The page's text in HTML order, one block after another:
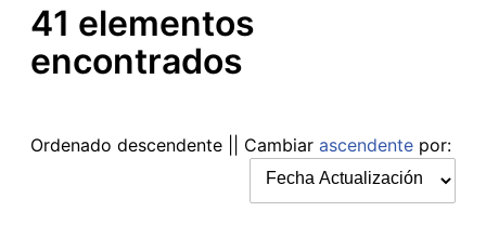
41 elementos
encontrados
Ordenado descendente || Cambiar ascendente por: